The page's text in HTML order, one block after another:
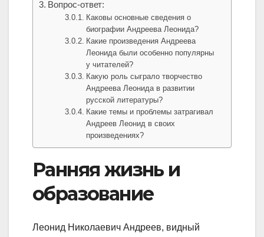
Вопрос-ответ:
Каковы основные сведения о
биографии Андреева Леонида?
Какие произведения Андреева
Леонида были особенно популярны
у читателей?
Какую роль сыграло творчество
Андреева Леонида в развитии
русской литературы?
Какие темы и проблемы затрагивал
Андреев Леонид в своих
произведениях?
Ранняя жизнь и
образование
Леонид Николаевич Андреев, видный